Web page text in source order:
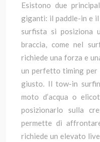
Esistono due
giganti: il paddle-in e
surfista si posiziona
braccia, come nel
richiede una forza e
un perfetto timing per
giusto. Il tow-in
moto d’acqua o
posizionarlo sulla
permette di
richiede un elevato